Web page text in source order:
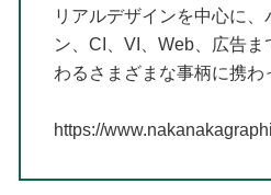
リアルデザインを中心に、
ン、CI、VI、Web、広告
わるさまざまな事柄に携わ
https://